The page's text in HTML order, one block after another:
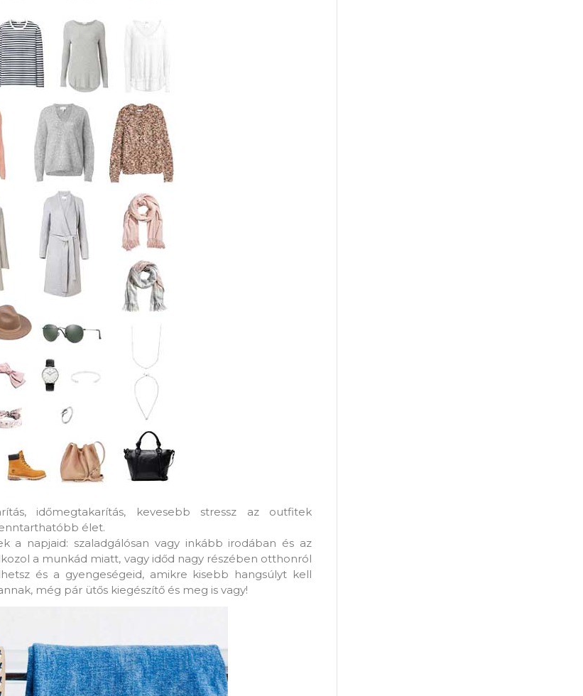
időmegtakarítás, kevesebb stressz az outfitek
élet.
a napjaid: szaladgálósan vagy inkább irodában és az
a munkád miatt, vagy időd nagy részében otthonról
és a gyengeségeid, amikre kisebb hangsúlyt kell
még pár ütős kiegészítő és meg is vagy!